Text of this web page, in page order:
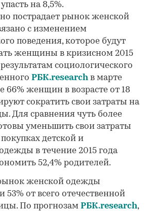
на 8,5%.
пострадает рынок женской
с изменением
поведения, которое будут
женщины в кризисном 2015
социологического
РБК.research в марте
66% женщин в возрасте от 18
сократить свои затраты на
Для сравнения чуть более
уменьшить свои затраты
детской и
в течение 2015 года
52,4% родителей.
женской одежды
53% от всего отечественной
По прогнозам РБК.research,